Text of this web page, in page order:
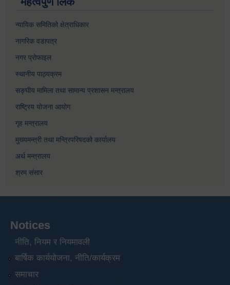
न्यायिक समितिको क्षेत्राधिकार
नागरिक वडापत्र
नगर प्रोफाइल
स्थानीय पाठ्यक्रम
सङ्घीय मामिला तथा सामान्य प्रशासन मन्त्रालय
राष्ट्रिय योजना आयोग
गृह मन्त्रालय
मुख्यमन्त्री तथा मन्त्रिपरिषदको कार्यालय
अर्थ मन्त्रालय
श्रम संसार
Notices
नीति, नियम र नियमावली
बार्षिक कार्ययोजना, नीति/कार्यक्रम
समाचार